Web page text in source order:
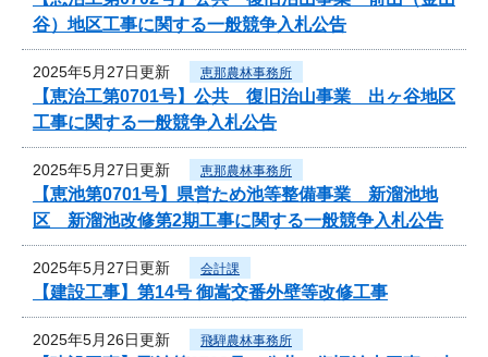
谷）地区工事に関する一般競争入札公告
2025年5月27日更新 恵那農林事務所
【恵治工第0701号】公共 復旧治山事業 出ヶ谷地区
工事に関する一般競争入札公告
2025年5月27日更新 恵那農林事務所
【恵池第0701号】県営ため池等整備事業 新溜池地
区 新溜池改修第2期工事に関する一般競争入札公告
2025年5月27日更新 会計課
【建設工事】第14号 御嵩交番外壁等改修工事
2025年5月26日更新 飛騨農林事務所